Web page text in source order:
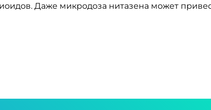
Даже микродоза нитазена может